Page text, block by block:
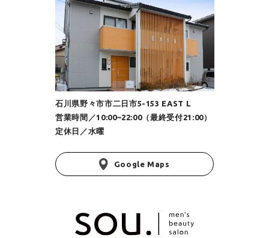
石川県野々市市二日市5-153 EAST L
営業時間／10:00~22:00（最終受付21:00）
定休日／水曜
Google Maps